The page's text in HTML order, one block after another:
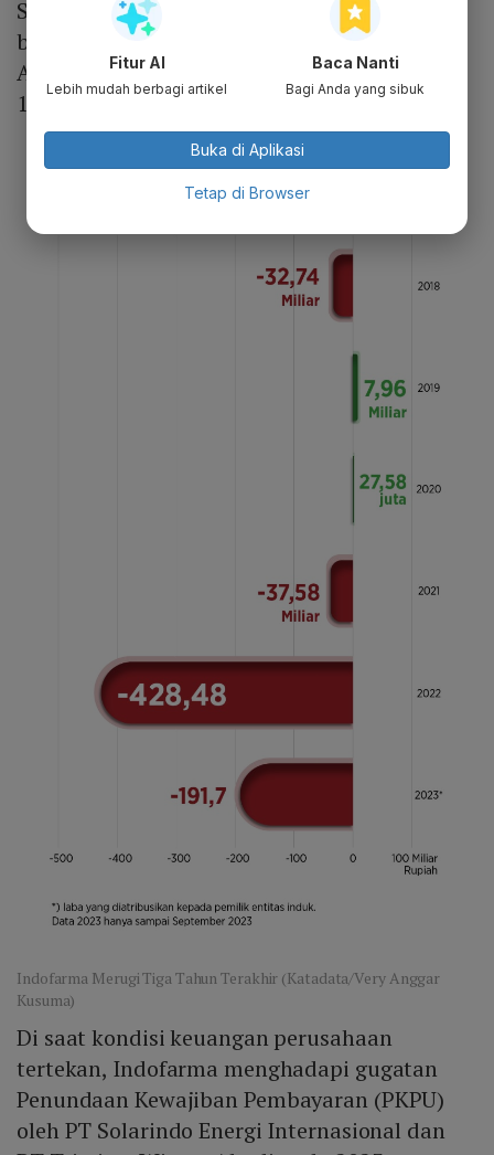
September 2023 menunjukkan penjualan
bersih perusahaan hanya Rp 445,7 miliar.
Adapun kerugian perusahaan mencapai Rp
191,69 miliar.
Indofarma Merugi Tiga Tahun Terakhir (Katadata/Very Anggar
Kusuma)
Di saat kondisi keuangan perusahaan
tertekan, Indofarma menghadapi gugatan
Penundaan Kewajiban Pembayaran (PKPU)
oleh PT Solarindo Energi Internasional dan
Fitur AI
Lebih mudah berbagi artikel
Baca Nanti
Bagi Anda yang sibuk
Buka di Aplikasi
Tetap di Browser